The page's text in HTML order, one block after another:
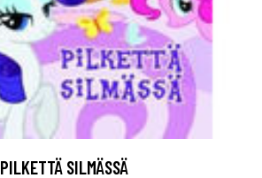
PILKETTÄ SILMÄSSÄ